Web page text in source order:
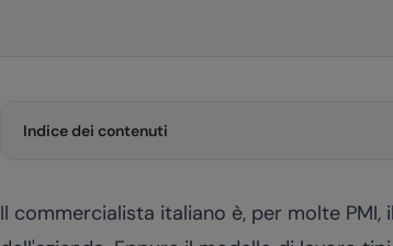
Indice dei contenuti
Il commercialista italiano è, per molte